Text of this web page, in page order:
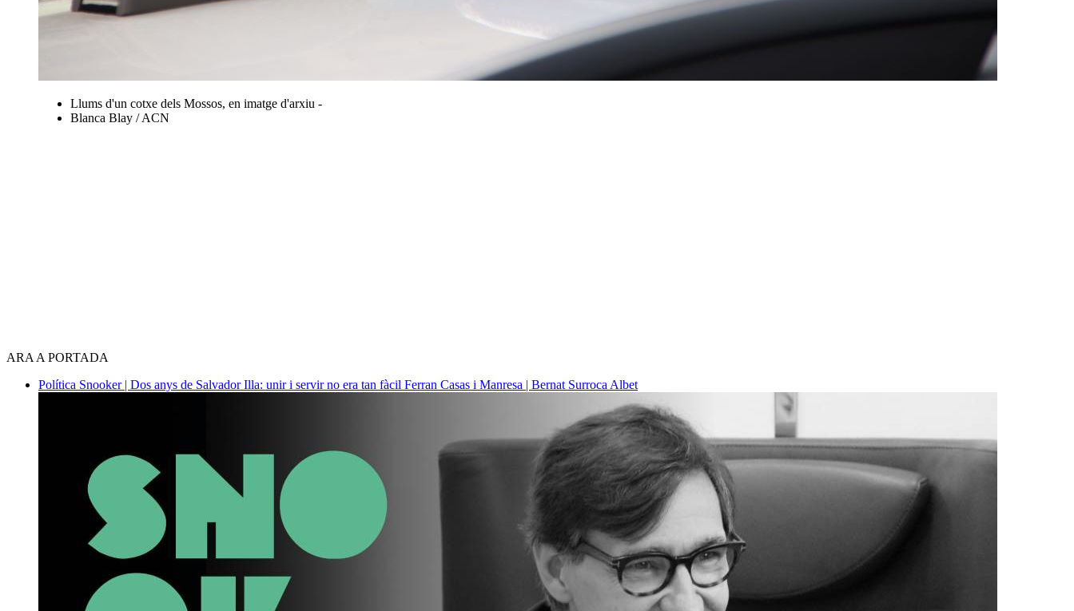
Llums d'un cotxe dels Mossos, en imatge d'arxiu -
Blanca Blay / ACN
ARA A PORTADA
Política Snooker | Dos anys de Salvador Illa: unir i servir no era tan fàcil Ferran Casas i Manresa | Bernat Surroca Albet